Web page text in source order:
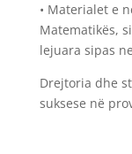
• Materialet e
Matematikës,
lejuara sipas
Drejtoria dhe
suksese në